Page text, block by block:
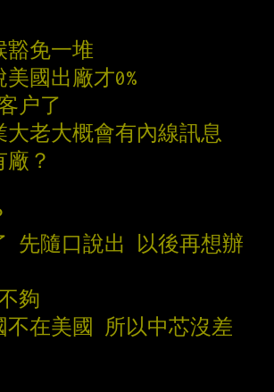
豁免一堆
國出廠才0%
户了
老大概會有內線訊息
？
先隨口說出 以後再想辦
夠
在美國 所以中芯沒差